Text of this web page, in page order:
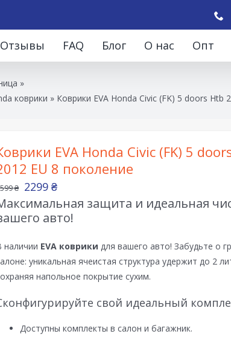
Отзывы FAQ Блог О нас Опт
»
коврики » Коврики EVA Honda Civic (FK) 5 doors Htb
EVA Honda Civic (FK) 5
EU 8 поколение
₴ 2299 ₴
защита и идеальная
авто!
наличии EVA коврики для вашего авто! Забудьте о
уникальная ячеистая структура удержит до 2
напольное покрытие сухим.
свой идеальный
Доступны комплекты в салон и багажник.